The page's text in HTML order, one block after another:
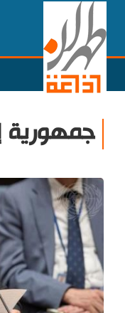
جمهورية